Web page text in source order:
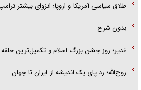
طلاق سیاسی آمریکا و اروپا؛ انزوای بیشتر
بدون شرح
غدیر؛ روز جشن بزرگ اسلام و تکمیل‌ترین
روح‌الله؛ رد پای یک اندیشه از ایران تا جهان